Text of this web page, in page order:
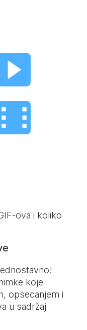
ova i koliko
koje
opsecanjem i
u sadržaj